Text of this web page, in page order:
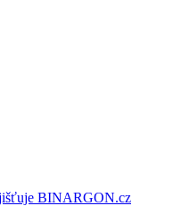
BINARGON.cz